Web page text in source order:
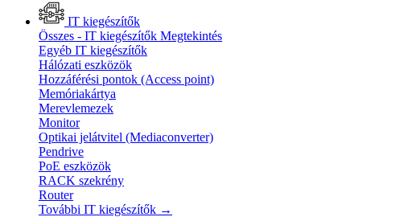
IT kiegészítők
Összes - IT kiegészítők Megtekintés
Egyéb IT kiegészítők
Hálózati eszközök
Hozzáférési pontok (Access point)
Memóriakártya
Merevlemezek
Monitor
Optikai jelátvitel (Mediaconverter)
Pendrive
PoE eszközök
RACK szekrény
Router
További IT kiegészítők →